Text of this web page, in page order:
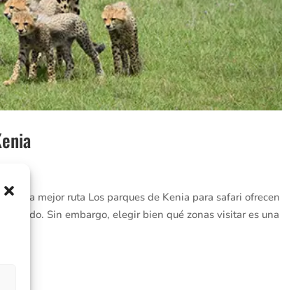
la mejor ruta Los parques de Kenia para safari ofrecen
mundo. Sin embargo, elegir bien qué zonas visitar es